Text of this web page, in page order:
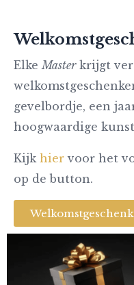
ElkeMasterkrijgt
gevelbordje, een
hoogwaardige
Kijk hier voor het
op de button.